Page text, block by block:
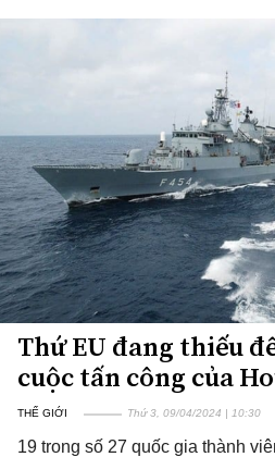
Thứ EU đang thiếu
cuộc tấn công của
THẾ GIỚI Thứ 3, 09/04/2024 | 10:30
19 trong số 27 quốc gia thành